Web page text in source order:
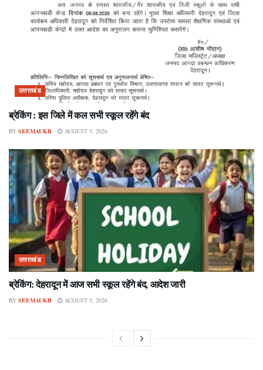
उत्तराखंड
ब्रेकिंग : इस जिले में कल सभी स्कूल रहेंगे बंद
BY SEEMAUKB AUGUST 5, 2026
उत्तराखंड
ब्रेकिंग: देहरादून में आज सभी स्कूल रहेंगे बंद, आदेश जारी
BY SEEMAUKB AUGUST 5, 2026